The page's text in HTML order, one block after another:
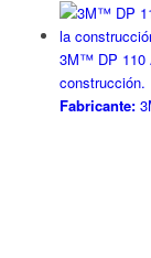
3M™ DP 110
construcción.
Fabricante: